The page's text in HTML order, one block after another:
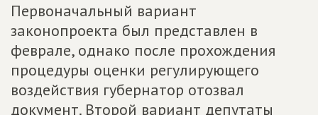
Первоначальный вариант
законопроекта был представлен в
феврале, однако после прохождения
процедуры оценки регулирующего
воздействия губернатор отозвал
документ. Второй вариант депутаты